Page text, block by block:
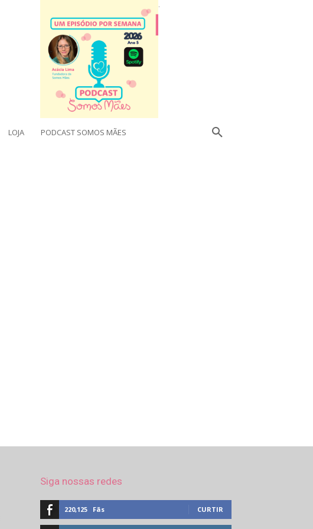
.
LOJA PODCAST SOMOS MÃES
Siga nossas redes
220,125 Fãs CURTIR